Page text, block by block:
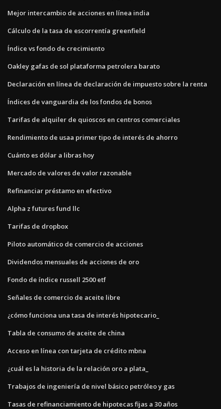
Mejor intercambio de acciones en línea india
Cálculo de la tasa de escorrentía greenfield
Índice vs fondo de crecimiento
Oakley gafas de sol plataforma petrolera barato
Declaración en línea de declaración de impuesto sobre la renta
Índices de vanguardia de los fondos de bonos
Tarifas de alquiler de quioscos en centros comerciales
Rendimiento de usaa primer tipo de interés de ahorro
Cuánto es dólar a libras hoy
Mercado de valores de valor razonable
Refinanciar préstamo en efectivo
Alpha z futures fund llc
Tarifas de dropbox
Piloto automático de comercio de acciones
Dividendos mensuales de acciones de oro
Fondo de índice russell 2500 etf
Señales de comercio de aceite libre
¿cómo funciona una tasa de interés hipotecario_
Tabla de consumo de aceite de china
Acceso en línea con tarjeta de crédito mbna
¿cuál es la historia de la relación oro a plata_
Trabajos de ingeniería de nivel básico petróleo y gas
Tasas de refinanciamiento de hipotecas fijas a 30 años